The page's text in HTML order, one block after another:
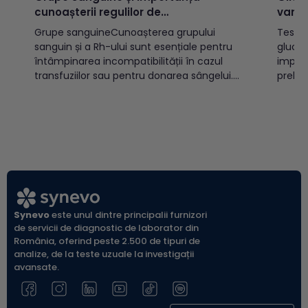
cunoașterii regulilor de
incompatibilitate
Grupe sanguineCunoașterea grupului
sanguin și a Rh-ului sunt esențiale pentru
întâmpinarea incompatibilității în cazul
transfuziilor sau pentru donarea sângelui.
Synevoeste unul dintre principalii furnizori
de servicii de diagnostic de laborator din
România, oferind peste 2.500 de tipuri de
analize, de la teste uzuale la investigații
avansate.